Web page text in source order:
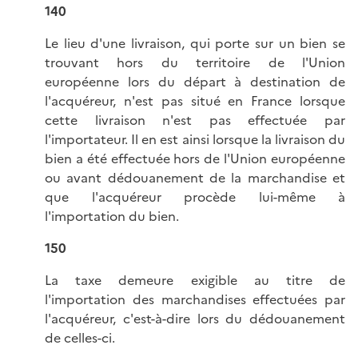
140
Le lieu d'une livraison, qui porte sur un bien se
trouvant hors du territoire de l'Union
européenne lors du départ à destination de
l'acquéreur, n'est pas situé en France lorsque
cette livraison n'est pas effectuée par
l'importateur. Il en est ainsi lorsque la livraison du
bien a été effectuée hors de l'Union européenne
ou avant dédouanement de la marchandise et
que l'acquéreur procède lui-même à
l'importation du bien.
150
La taxe demeure exigible au titre de
l'importation des marchandises effectuées par
l'acquéreur, c'est-à-dire lors du dédouanement
de celles-ci.